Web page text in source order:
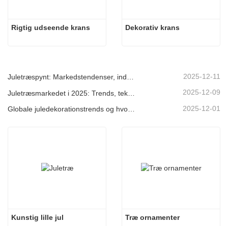
Rigtig udseende krans Dekorativ krans
Juletræspynt: Markedstendenser, indsigt i forsyningskæden og indkøbsguide 2025 2025-12-11
2025-12-09
2025-12-01
Kunstig lille jul Træ ornamenter